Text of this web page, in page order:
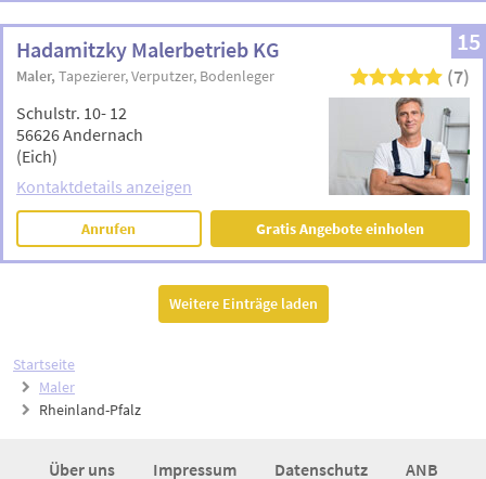
Startseite
Maler
Rheinland-Pfalz
15
Hadamitzky Malerbetrieb KG
Maler Tapezierer Verputzer Bodenleger (7)
Schulstr. 10- 12
56626 Andernach
(Eich)
Kontaktdetails anzeigen
Anrufen Gratis Angebote einholen
Weitere Einträge laden
Über uns Impressum Datenschutz ANB